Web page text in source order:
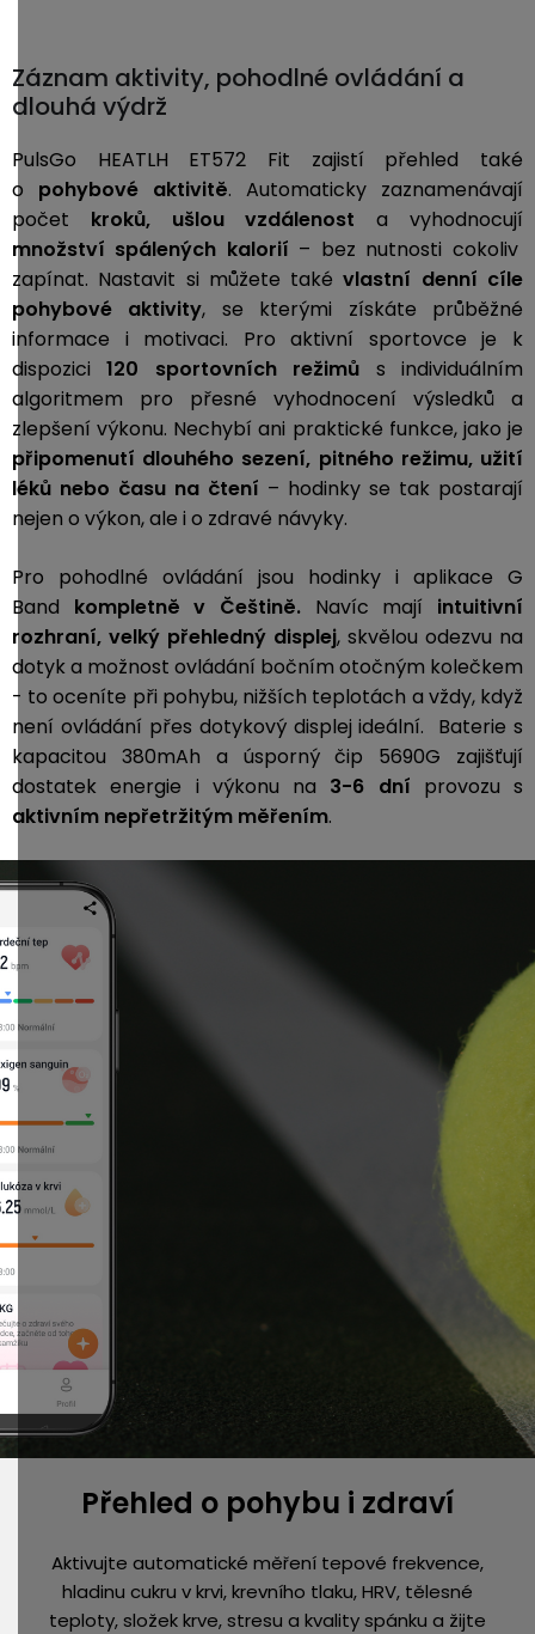
Záznam aktivity, pohodlné ovládání a
dlouhá výdrž
PulsGo HEATLH ET572 Fit zajistí přehled také
o pohybové aktivitě. Automaticky zaznamenávají
počet kroků, ušlou vzdálenost a vyhodnocují
množství spálených kalorií – bez nutnosti cokoliv
zapínat. Nastavit si můžete takévlastní denní cíle
pohybové aktivity, se kterými získáte průběžné
informace i motivaci. Pro aktivní sportovce je k
dispozici120 sportovních režimů s individuálním
algoritmem pro přesné vyhodnocení výsledků a
zlepšení výkonu. Nechybí ani praktické funkce, jako je
připomenutí dlouhého sezení, pitného režimu, užití
léků nebo času na čtení – hodinky se tak postarají
nejen o výkon, ale i o zdravé návyky.
Pro pohodlné ovládání jsou hodinky i aplikace G
Band kompletně v Češtině. Navíc mají intuitivní
rozhraní, velký přehledný displej, skvělou odezvu na
dotyk a možnost ovládání bočním otočným kolečkem
- to oceníte při pohybu, nižších teplotách a vždy, když
není ovládání přes dotykový displej ideální. Baterie s
kapacitou 380mAh a úsporný čip 5690G zajišťují
dostatek energie i výkonu na 3-6 dní provozu s
aktivním nepřetržitým měřením.
Přehled o pohybu i zdraví
Aktivujte automatické měření tepové frekvence,
hladinu cukru v krvi, krevního tlaku, HRV, tělesné
teploty, složek krve, stresu a kvality spánku a žijte